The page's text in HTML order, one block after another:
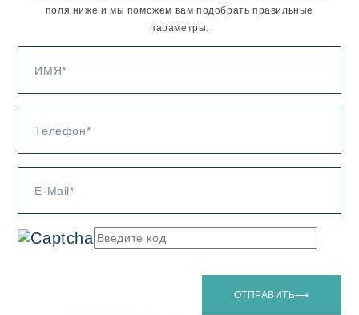
поля ниже и мы поможем вам подобрать правильные
параметры.
ОТПРАВИТЬ⟶